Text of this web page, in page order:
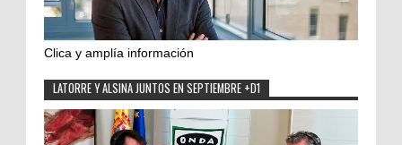
Clica y amplía información
LATORRE Y ALSINA JUNTOS EN SEPTIEMBRE +D1